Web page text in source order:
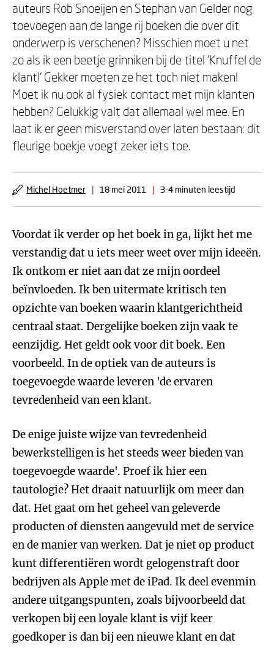
auteurs Rob Snoeijen en Stephan van Gelder nog
toevoegen aan de lange rij boeken die over dit
onderwerp is verschenen? Misschien moet u net
zo als ik een beetje grinniken bij de titel 'Knuffel de
klant!' Gekker moeten ze het toch niet maken!
Moet ik nu ook al fysiek contact met mijn klanten
hebben? Gelukkig valt dat allemaal wel mee. En
laat ik er geen misverstand over laten bestaan: dit
fleurige boekje voegt zeker iets toe.
Michel Hoetmer | 18 mei 2011 | 3-4 minuten leestijd
Voordat ik verder op het boek in ga, lijkt het me
verstandig dat u iets meer weet over mijn ideeën.
Ik ontkom er niet aan dat ze mijn oordeel
beïnvloeden. Ik ben uitermate kritisch ten
opzichte van boeken waarin klantgerichtheid
centraal staat. Dergelijke boeken zijn vaak te
eenzijdig. Het geldt ook voor dit boek. Een
voorbeeld. In de optiek van de auteurs is
toegevoegde waarde leveren 'de ervaren
tevredenheid van een klant.
De enige juiste wijze van tevredenheid
bewerkstelligen is het steeds weer bieden van
toegevoegde waarde'. Proef ik hier een
tautologie? Het draait natuurlijk om meer dan
dat. Het gaat om het geheel van geleverde
producten of diensten aangevuld met de service
en de manier van werken. Dat je niet op product
kunt differentiëren wordt gelogenstraft door
bedrijven als Apple met de iPad. Ik deel evenmin
andere uitgangspunten, zoals bijvoorbeeld dat
verkopen bij een loyale klant is vijf keer
goedkoper is dan bij een nieuwe klant en dat